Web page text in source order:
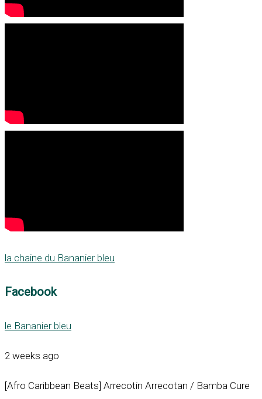
la chaine du Bananier bleu
Facebook
le Bananier bleu
2 weeks ago
[Afro Caribbean Beats] Arrecotin Arrecotan / Bamba Cure